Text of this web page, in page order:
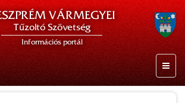
VÁRMEGYEI
Tűzoltó Szövetség
Információs portál